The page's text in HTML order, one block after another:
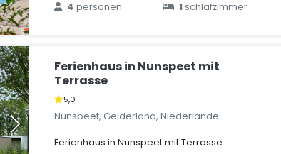
4personen 1schlafzimmer
Ferienhaus in Nunspeet mit
Terrasse
5,0
Nunspeet, Gelderland, Niederlande
Ferienhaus in Nunspeet mit Terrasse